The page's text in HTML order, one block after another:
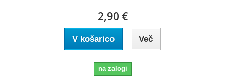
2,90 €
V košarico Več
na zalogi